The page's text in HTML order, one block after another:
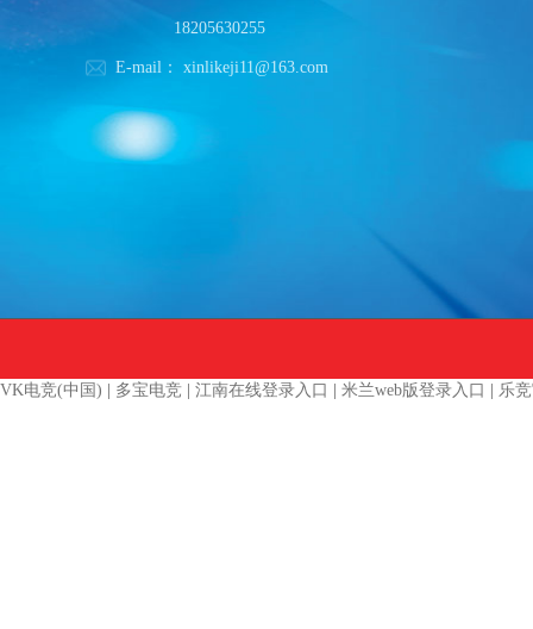
18205630255
E-mail： xinlikeji11@163.com
VK电竞(中国) 多宝电竞 江南在线登录入口 米兰web版登录入口 乐